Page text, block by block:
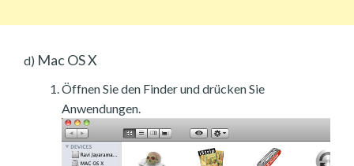
d) Mac OS X
Öffnen Sie den Finder und drücken Sie
Anwendungen.